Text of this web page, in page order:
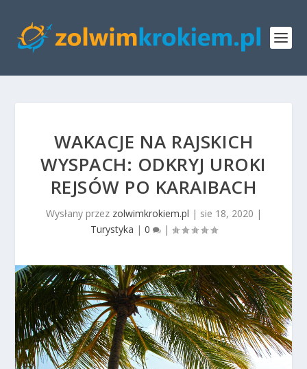
WAKACJE NA RAJSKICH
WYSPACH: ODKRYJ UROKI
REJSÓW PO KARAIBACH
Wysłany przez zolwimkrokiem.pl | sie 18, 2020 |
Turystyka | 0 |